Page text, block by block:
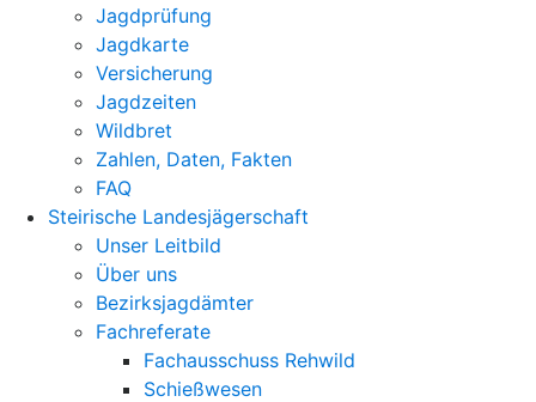
Jagdprüfung
Jagdkarte
Versicherung
Jagdzeiten
Wildbret
Zahlen, Daten, Fakten
FAQ
Steirische Landesjägerschaft
Unser Leitbild
Über uns
Bezirksjagdämter
Fachreferate
Fachausschuss Rehwild
Schießwesen